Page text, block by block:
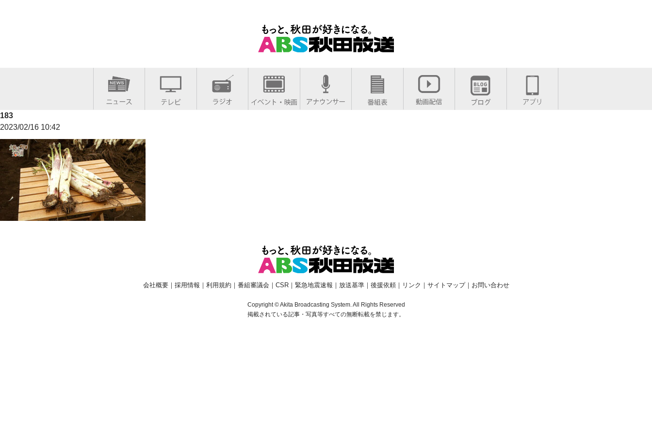
183
2023/02/16 10:42
会社概要｜ 採用情報 ｜ 利用規約 ｜ 番組審議会 ｜ CSR｜ 緊急地震速報 ｜ 放送基準｜ 後援依頼｜ リンク ｜ サイトマップ｜ お問い合わせ
Copyright © Akita Broadcasting System. All Rights Reserved
掲載されている記事・写真等すべての無断転載を禁じます。